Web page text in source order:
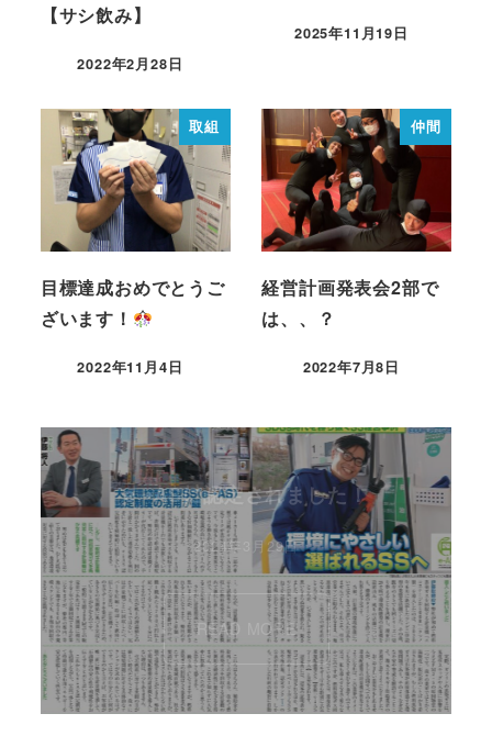
【サシ飲み】
2022年2月28日
2025年11月19日
取組
目標達成おめでとうご
ざいます！
2022年11月4日
仲間
経営計画発表会2部で
は、、？
2022年7月8日
e➝ASに認定されました！
2024年3月29日
READ MORE